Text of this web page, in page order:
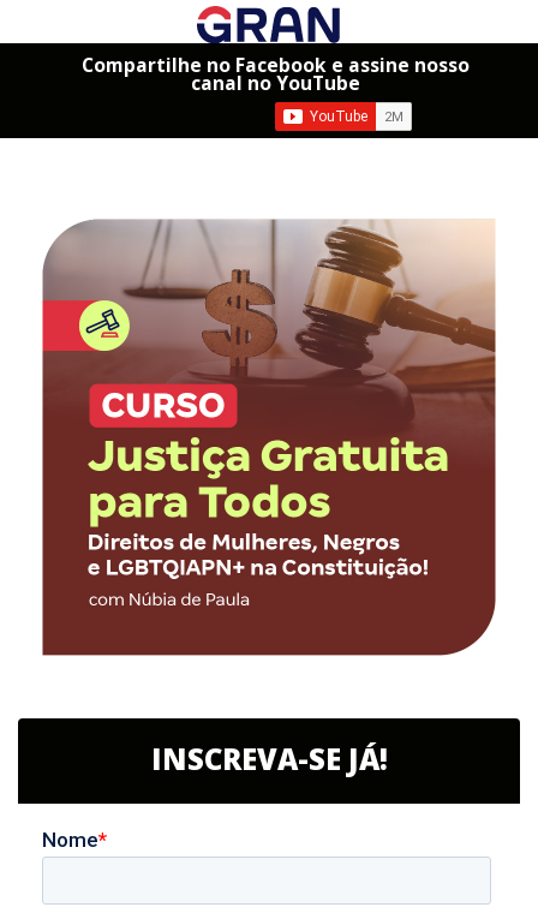
Compartilhe no Facebook e assine nosso
canal no YouTube
INSCREVA-SE JÁ!